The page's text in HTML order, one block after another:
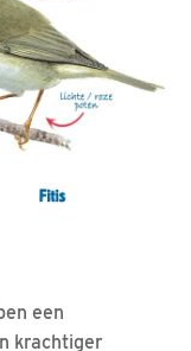
een
krachtiger